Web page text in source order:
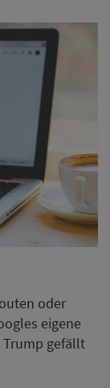
oder
eigene
Trump gefällt
für KI